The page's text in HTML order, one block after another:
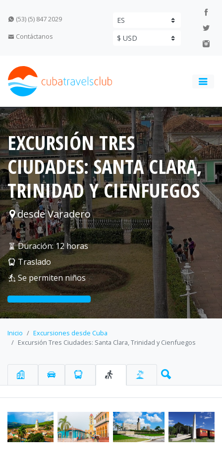
(53) (5) 847 2029
Contáctanos
EXCURSIÓN TRES
CIUDADES: SANTA CLARA,
TRINIDAD Y CIENFUEGOS
desde Varadero
Duración: 12 horas
Traslado
Se permiten niños
Inicio
Excursiones desde Cuba
Excursión Tres Ciudades: Santa Clara, Trinidad y Cienfuegos